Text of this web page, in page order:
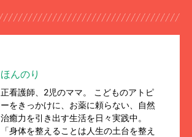
ほんのり
正看護師、2児のママ。 こどものアトピ
ーをきっかけに、お薬に頼らない、自然
治癒力を引き出す生活を日々実践中。
「身体を整えることは人生の土台を整え